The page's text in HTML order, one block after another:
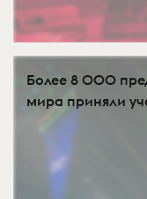
Более 8 000
мира приняли